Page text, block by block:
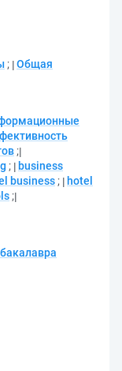
; Общая
;
;
business
business ;
hotel
;